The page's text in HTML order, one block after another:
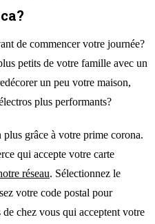
de commencer votre journée?
petits de votre famille avec un
un peu votre maison,
plus performants?
grâce à votre prime corona.
qui accepte votre carte
réseau. Sélectionnez le
votre code postal pour
chez vous qui acceptent votre